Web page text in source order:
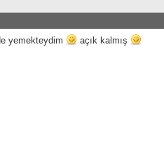
yemekteydim açık kalmış